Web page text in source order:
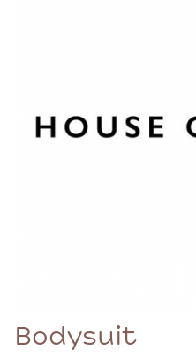
Bodysuit